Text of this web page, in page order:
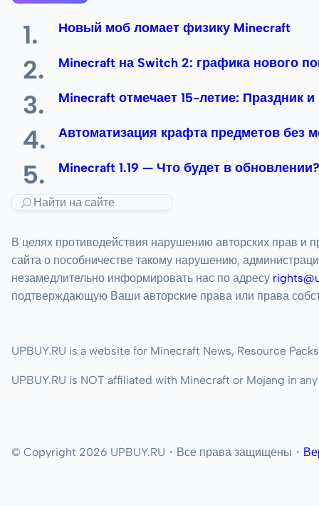
Новый моб ломает физику Minecraft
Minecraft на Switch 2: графика нового
Minecraft отмечает 15-летие: Праздник
Автоматизация крафта предметов без
Minecraft 1.19 — Что будет в обновлении?
В целях противодействия нарушению авторских прав и
сайта о пособничестве такому нарушению,
незамедлительно информировать нас по адресу
подтверждающую Ваши авторские права или права
UPBUY.RU is a website for Minecraft News, Resource
UPBUY.RU is NOT affiliated with Minecraft or Mojang in any
© Copyright 2026 UPBUY.RU・Все права защищены・